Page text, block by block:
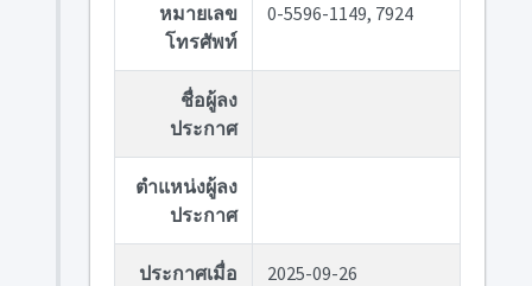
หมายเลข
โทรศัพท์
0-5596-1149, 7924
ชื่อผู้ลง
ประกาศ
ตำแหน่งผู้ลง
ประกาศ
ประกาศเมื่อ
2025-09-26